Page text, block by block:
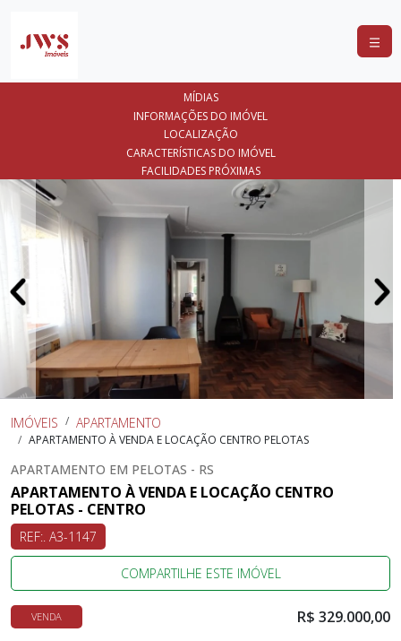
COMPRAR
LANÇAMENTOS
ANUNCIE
SEU
IMÓVEL
CONTATO
MÍDIAS
INFORMAÇÕES DO IMÓVEL
LOCALIZAÇÃO
CARACTERÍSTICAS DO IMÓVEL
FACILIDADES PRÓXIMAS
IMÓVEIS APARTAMENTO
APARTAMENTO À VENDA E LOCAÇÃO CENTRO PELOTAS
APARTAMENTO EM PELOTAS - RS
APARTAMENTO À VENDA E LOCAÇÃO CENTRO
PELOTAS - CENTRO
REF:. A3-1147
COMPARTILHE ESTE IMÓVEL
VENDA R$ 329.000,00